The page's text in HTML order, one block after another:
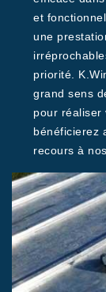
et
une
priorité.
grand sens
pour réaliser
bénéficierez
recours à